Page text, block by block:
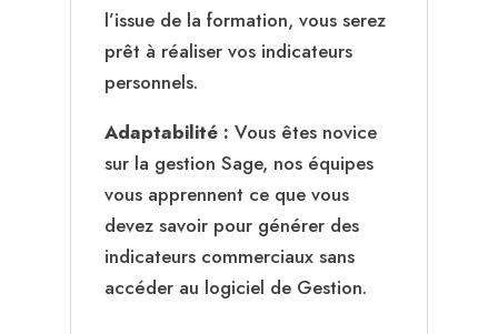
l’issue de la formation, vous serez
prêt à réaliser vos indicateurs
personnels.
Adaptabilité : Vous êtes novice
sur la gestion Sage, nos équipes
vous apprennent ce que vous
devez savoir pour générer des
indicateurs commerciaux sans
accéder au logiciel de Gestion.